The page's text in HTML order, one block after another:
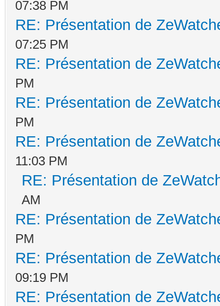
07:38 PM
RE: Présentation de
07:25 PM
RE: Présentation de
PM
RE: Présentation de
PM
RE: Présentation de
11:03 PM
RE: Présentation de
AM
RE: Présentation de
PM
RE: Présentation de
09:19 PM
RE: Présentation de